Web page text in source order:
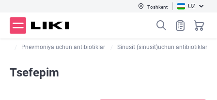
Toshkent UZ
Pnevmoniya uchun antibiotiklar Sinusit (sinusit)uchun antibiotiklar
Tsefepim